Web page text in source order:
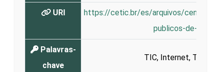
URI
https://cetic.br/es/arquivos/
publicos-de-
Palavras-
chave
TIC, Internet,